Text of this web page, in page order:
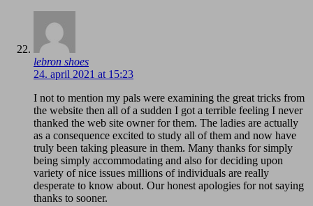
lebron shoes
24. april 2021 at 15:23
I not to mention my pals were examining the great tricks from
the website then all of a sudden I got a terrible feeling I never
thanked the web site owner for them. The ladies are actually
as a consequence excited to study all of them and now have
truly been taking pleasure in them. Many thanks for simply
being simply accommodating and also for deciding upon
variety of nice issues millions of individuals are really
desperate to know about. Our honest apologies for not saying
thanks to sooner.